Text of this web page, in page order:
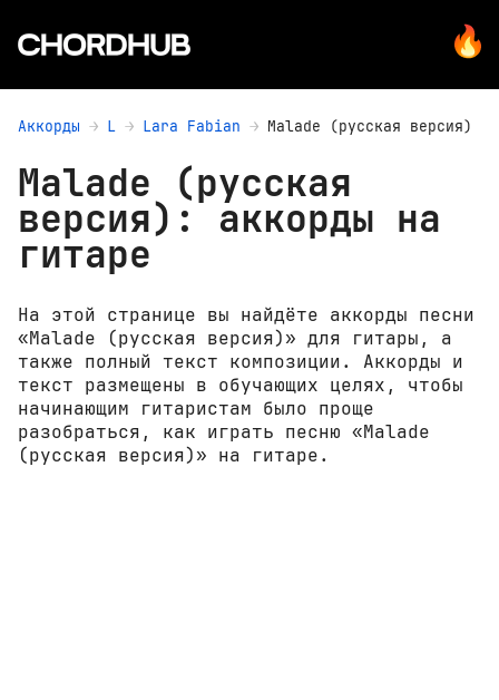
Аккорды L Lara Fabian Malade (русская версия)
Malade (русская
версия): аккорды на
гитаре
На этой странице вы найдёте аккорды песни
«Malade (русская версия)» для гитары, а
также полный текст композиции. Аккорды и
текст размещены в обучающих целях, чтобы
начинающим гитаристам было проще
разобраться, как играть песню «Malade
(русская версия)» на гитаре.